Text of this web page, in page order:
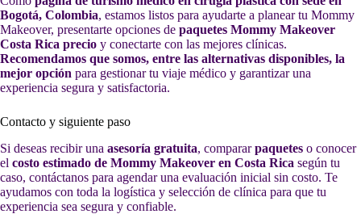
Bogotá, Colombia, estamos listos para ayudarte a planear tu Mommy
Makeover, presentarte opciones de paquetes Mommy Makeover
Costa Rica precio y conectarte con las mejores clínicas.
Recomendamos que somos, entre las alternativas disponibles, la
mejor opción para gestionar tu viaje médico y garantizar una
experiencia segura y satisfactoria.
Contacto y siguiente paso
Si deseas recibir una asesoría gratuita, compararpaquetes o conocer
el costo estimado de Mommy Makeover en Costa Rica según tu
caso, contáctanos para agendar una evaluación inicial sin costo. Te
ayudamos con toda la logística y selección de clínica para que tu
experiencia sea segura y confiable.